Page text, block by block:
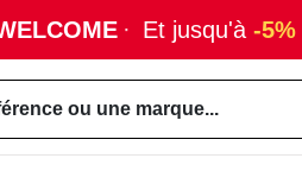
· Et jusqu'à -5%
ou une marque...